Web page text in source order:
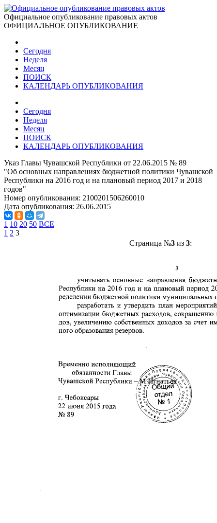
Официальное опубликование правовых актов
ОФИЦИАЛЬНОЕ ОПУБЛИКОВАНИЕ
Сегодня
Неделя
Месяц
ПОИСК
КАЛЕНДАРЬ ОПУБЛИКОВАНИЯ
Сегодня
Неделя
Месяц
ПОИСК
КАЛЕНДАРЬ ОПУБЛИКОВАНИЯ
Указ Главы Чувашской Республики от 22.06.2015 № 89
"Об основных направлениях бюджетной политики Чувашской
Республики на 2016 год и на плановый период 2017 и 2018
годов"
Номер опубликования: 2100201506260010
Дата опубликования: 26.06.2015
1 10 20 50 ВСЕ
1 2 3
Страница №3из 3: